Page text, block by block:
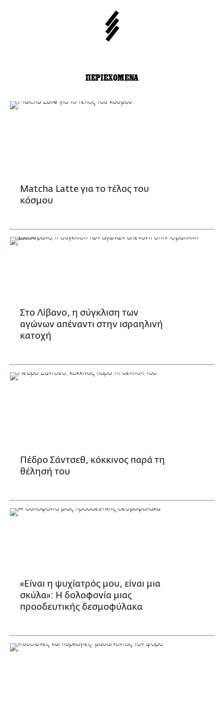
ΠΕΡΙΕΧΟΜΕΝΑ
Matcha Latte για το τέλος του
κόσμου
Στο Λίβανο, η σύγκλιση των
αγώνων απέναντι στην ισραηλινή
κατοχή
Πέδρο Σάντσεθ, κόκκινος παρά τη
θέλησή του
«Είναι η ψυχίατρός μου, είναι μια
σκύλα»: Η δολοφονία μιας
προοδευτικής δεσμοφύλακα